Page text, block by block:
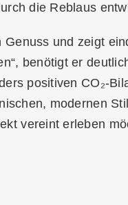
die Reblaus
und zeigt
benötigt er
positiven CO₂-
modernen
vereint erleben